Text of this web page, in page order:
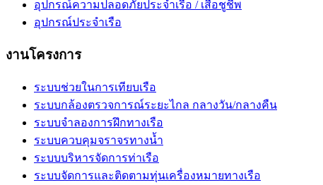
อุปกรณ์ความปลอดภัยประจำเรือ / เสื้อชูชีพ
อุปกรณ์ประจำเรือ
งานโครงการ
ระบบช่วยในการเทียบเรือ
ระบบกล้องตรวจการณ์ระยะไกล กลางวัน/กลางคืน
ระบบจำลองการฝึกทางเรือ
ระบบควบคุมจราจรทางน้ำ
ระบบบริหารจัดการท่าเรือ
ระบบจัดการและติดตามทุ่นเครื่องหมายทางเรือ